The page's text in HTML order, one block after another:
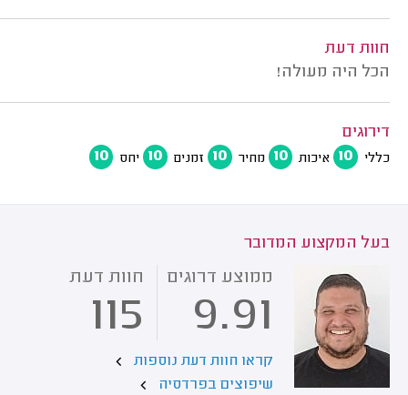
חוות דעת
הכל היה מעולה!
דירוגים
כללי 10 איכות 10 מחיר 10 זמנים 10 יחס 10
בעל המקצוע המדובר
ממוצע דרוגים
9.91
חוות דעת
115
קראו חוות דעת נוספות
שיפוצים בפרדסיה